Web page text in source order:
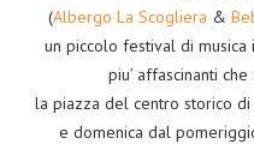
(Albergo La Scogliera &
un piccolo festival di
piu’ affascinanti
la piazza del centro storico
e domenica dal